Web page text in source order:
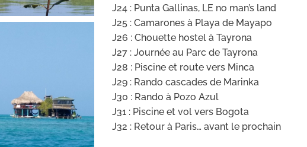
J24 : Punta Gallinas, LE no man’s land
J25 : Camarones à Playa de Mayapo
J26 : Chouette hostel à Tayrona
J27 : Journée au Parc de Tayrona
J28 : Piscine et route vers Minca
J29 : Rando cascades de Marinka
J30 : Rando à Pozo Azul
J31 : Piscine et vol vers Bogota
J32 : Retour à Paris… avant le prochain